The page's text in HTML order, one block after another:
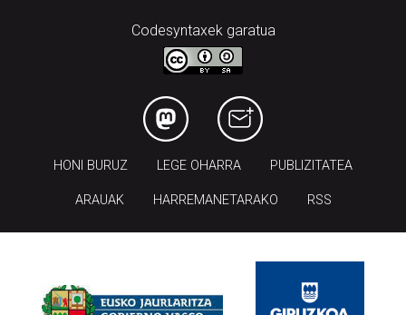
Codesyntaxek garatua
HONI BURUZ LEGE OHARRA PUBLIZITATEA
ARAUAK HARREMANETARAKO RSS